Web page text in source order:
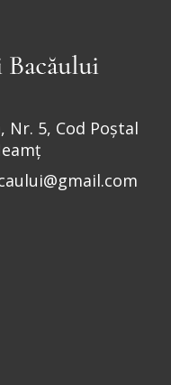
Nr. 5, Cod Poștal